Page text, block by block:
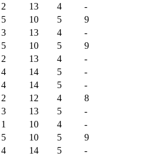
2 13 4
-
5 10 5
9
3 13 4
-
5 10 5
9
2 13 4
-
4 14 5
-
4 14 5
-
2 12 4
8
3 13 5
-
1 10 4
-
5 10 5
9
4 14 5
-